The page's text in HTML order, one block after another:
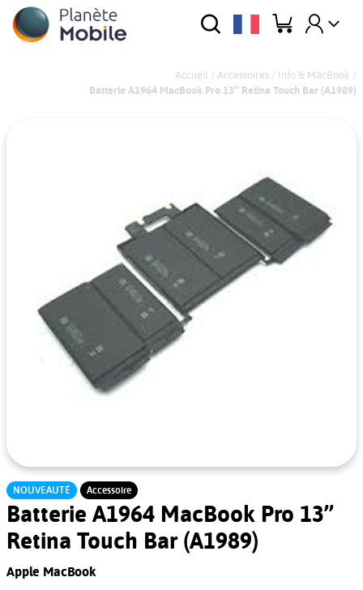
Accueil / Accessoires / Info & MacBook /
Batterie A1964 MacBook Pro 13’’ Retina Touch Bar (A1989)
NOUVEAUTÉ Accessoire
Batterie A1964 MacBook Pro 13’’
Retina Touch Bar (A1989)
Apple MacBook